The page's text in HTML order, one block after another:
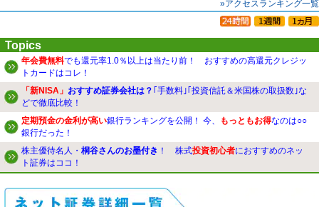
»アクセスランキング一覧
Topics
年会費無料でも還元率1.0％以上は当たり前！ おすすめの高還元クレジッ
トカードはコレ！
「新NISA」 おすすめ証券会社は？ ｢手数料｣｢投資信託＆米国株の取扱数｣な
どで徹底比較！
定期預金の金利が高い銀行ランキングを公開！ 今、 もっともお得なのは○○
銀行だった！
株主優待名人・ 桐谷さんのお墨付き ！ 株式投資初心者におすすめのネッ
ト証券はココ！